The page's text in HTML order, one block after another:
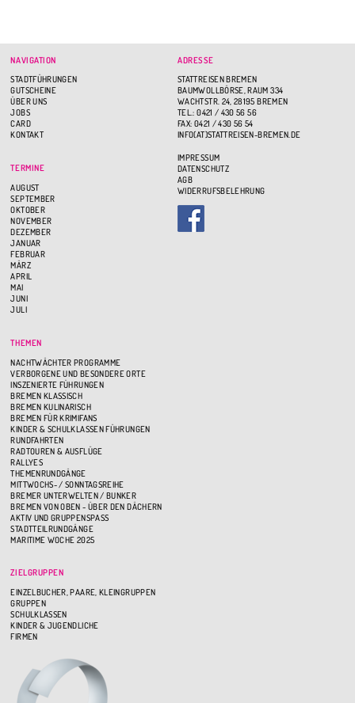
NAVIGATION
STADTFÜHRUNGEN
GUTSCHEINE
ÜBER UNS
JOBS
CARD
KONTAKT
TERMINE
AUGUST
SEPTEMBER
OKTOBER
NOVEMBER
DEZEMBER
JANUAR
FEBRUAR
MÄRZ
APRIL
MAI
JUNI
JULI
THEMEN
NACHTWÄCHTER PROGRAMME
VERBORGENE UND BESONDERE ORTE
INSZENIERTE FÜHRUNGEN
BREMEN KLASSISCH
BREMEN KULINARISCH
BREMEN FÜR KRIMIFANS
KINDER & SCHULKLASSEN FÜHRUNGEN
RUNDFAHRTEN
RADTOUREN & AUSFLÜGE
RALLYES
THEMENRUNDGÄNGE
MITTWOCHS- / SONNTAGSREIHE
BREMER UNTERWELTEN / BUNKER
BREMEN VON OBEN - ÜBER DEN DÄCHERN
AKTIV UND GRUPPENSPASS
STADTTEILRUNDGÄNGE
MARITIME WOCHE 2025
ZIELGRUPPEN
EINZELBUCHER, PAARE, KLEINGRUPPEN
GRUPPEN
SCHULKLASSEN
KINDER & JUGENDLICHE
FIRMEN
ADRESSE
STATTREISEN BREMEN
BAUMWOLLBÖRSE, RAUM 334
WACHTSTR. 24, 28195 BREMEN
TEL.: 0421 / 430 56 56
FAX: 0421 / 430 56 54
INFO(AT)STATTREISEN-BREMEN.DE
IMPRESSUM
DATENSCHUTZ
AGB
WIDERRUFSBELEHRUNG